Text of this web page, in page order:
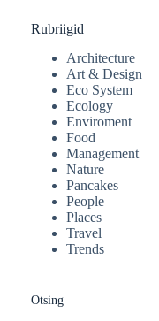
Rubriigid
Architecture
Art & Design
Eco System
Ecology
Enviroment
Food
Management
Nature
Pancakes
People
Places
Travel
Trends
Otsing